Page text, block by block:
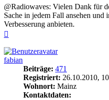
@Radiowaves: Vielen Dank für
Sache in jedem Fall ansehen und
Verbesserung anbieten.
fabian
Beiträge: 471
Registriert: 26.10.2010,
Wohnort: Mainz
Kontaktdaten: